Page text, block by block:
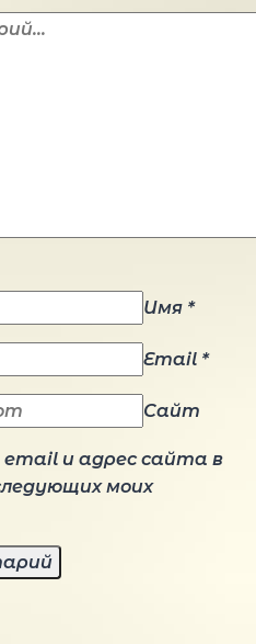
Имя *
Email *
Сайт
и адрес сайта в
моих